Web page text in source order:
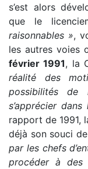
s’est alors
que le
raisonnables »,
les autres voies
février 1991, la
réalité des
possibilités de
s’apprécier
rapport de 1991,
déjà son souci de
par les chefs
procéder à des